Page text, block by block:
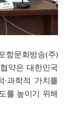
항문화방송(주)
약은 대한민국
·과학적 가치를
를 높이기 위해